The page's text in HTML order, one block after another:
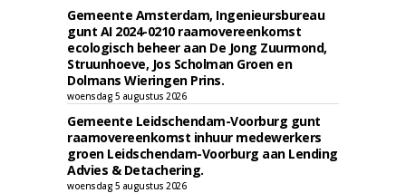
Gemeente Amsterdam, Ingenieursbureau
gunt AI 2024-0210 raamovereenkomst
ecologisch beheer aan De Jong Zuurmond,
Struunhoeve, Jos Scholman Groen en
Dolmans Wieringen Prins.
woensdag 5 augustus 2026
Gemeente Leidschendam-Voorburg gunt
raamovereenkomst inhuur medewerkers
groen Leidschendam-Voorburg aan Lending
Advies & Detachering.
woensdag 5 augustus 2026